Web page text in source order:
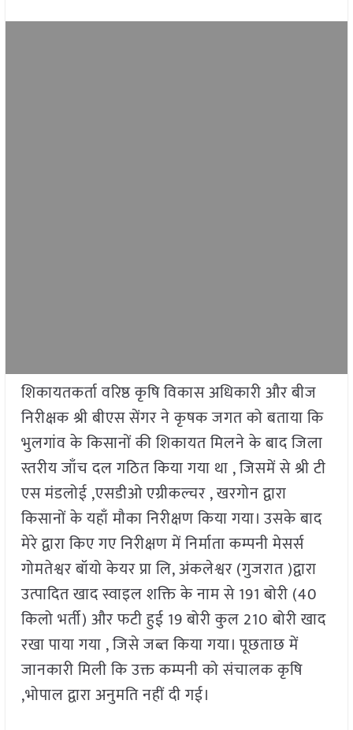
शिकायतकर्ता वरिष्ठ कृषि विकास अधिकारी और बीज
निरीक्षक श्री बीएस सेंगर ने कृषक जगत को बताया कि
भुलगांव के किसानों की शिकायत मिलने के बाद जिला
स्तरीय जाँच दल गठित किया गया था , जिसमें से श्री टी
एस मंडलोई ,एसडीओ एग्रीकल्चर , खरगोन द्वारा
किसानों के यहाँ मौका निरीक्षण किया गया। उसके बाद
मेरे द्वारा किए गए निरीक्षण में निर्माता कम्पनी मेसर्स
गोमतेश्वर बॉयो केयर प्रा लि, अंकलेश्वर (गुजरात )द्वारा
उत्पादित खाद स्वाइल शक्ति के नाम से 191 बोरी (40
किलो भर्ती) और फटी हुई 19 बोरी कुल 210 बोरी खाद
रखा पाया गया , जिसे जब्त किया गया। पूछताछ में
जानकारी मिली कि उक्त कम्पनी को संचालक कृषि
,भोपाल द्वारा अनुमति नहीं दी गई।